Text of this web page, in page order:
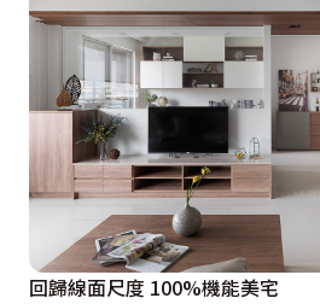
回歸線面尺度 100%機能美宅